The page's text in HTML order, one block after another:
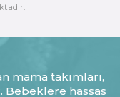
mama takımları,
Bebeklere hassas